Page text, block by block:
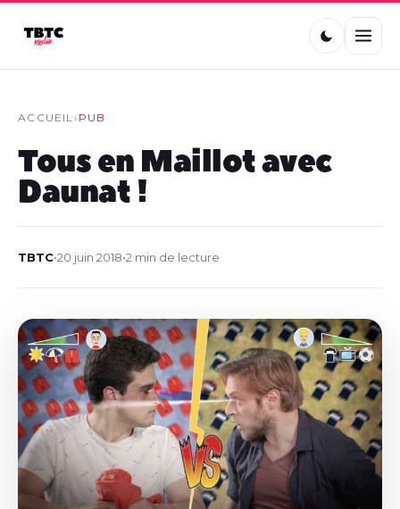
ACCUEIL› PUB
Tous en Maillot avec
Daunat !
TBTC•20 juin 2018•2 min de lecture